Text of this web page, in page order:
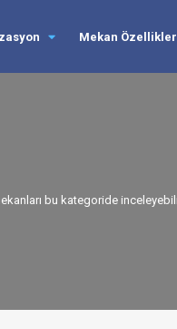
Mekan
bu kategoride